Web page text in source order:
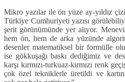
Mikro yazılar ile ön yüze ay-yıldız
Türkiye Cumhuriyeti yazısı
şerit görünümünde yer alıyor.
hem ön, hem de arka yüzünde
desenler matematiksel bir formülle
ise gökkuşağı baskı dediğimiz ve
karşı kırmızı-turkuaz-kırmızı renk
çok özel tekniklerle üretildi ve